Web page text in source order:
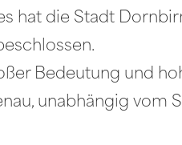
hat die Stadt
Bedeutung und
unabhängig vom